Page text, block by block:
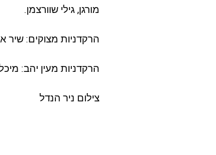
מורגן, גילי שוורצמן.
הרקדניות מצוקים: שיר
הרקדניות מעין יהב:
צילום ניר הנדל